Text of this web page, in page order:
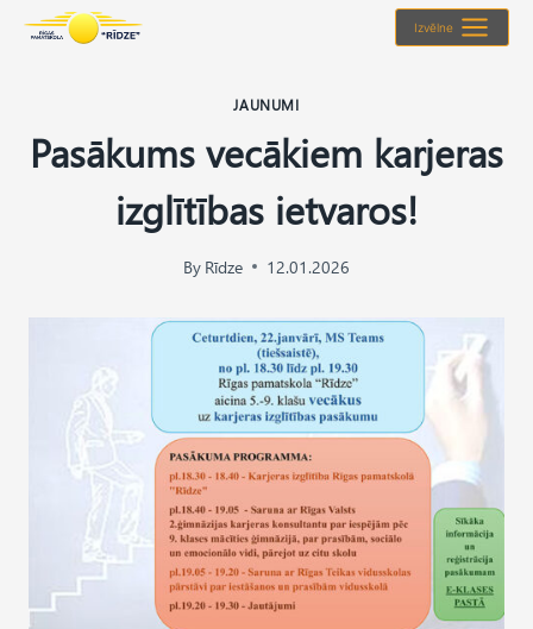
Izvēlne
JAUNUMI
Pasākums vecākiem karjeras
izglītības ietvaros!
By Rīdze 12.01.2026